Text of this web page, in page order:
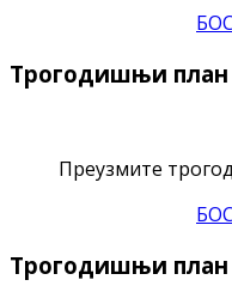
БОС
Трогодишњи план
Преузмите
БОС
Трогодишњи план